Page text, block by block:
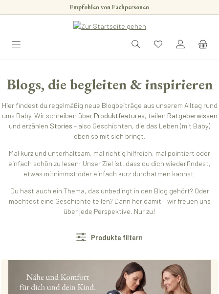
Zum Hauptinhalt springenEmpfohlen von Fachpersonen
Blogs, die begleiten & inspirieren
Hier findest du regelmäßig neue Blogbeiträge aus unserem Alltag rund
ums Baby. Wir schreiben über Produktfeatures, teilen Ratgeberwissen
und erzählen Stories – also Geschichten, die das Leben (mit Baby)
eben so mit sich bringt.
Mal kurz und unterhaltsam, mal richtig hilfreich, mal pointiert oder
einfach schön zu lesen: Unser Ziel ist, dass du dich wiederfindest,
etwas mitnimmst oder einfach kurz durchatmen kannst.
Du hast auch ein Thema, das unbedingt in den Blog gehört? Oder
möchtest eine Geschichte teilen? Dann her damit – wir freuen uns
über jede Perspektive. Nur zu!
Produkte filtern